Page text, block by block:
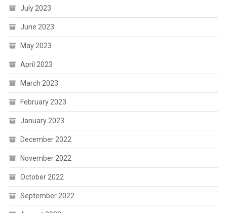
July 2023
June 2023
May 2023
April 2023
March 2023
February 2023
January 2023
December 2022
November 2022
October 2022
September 2022